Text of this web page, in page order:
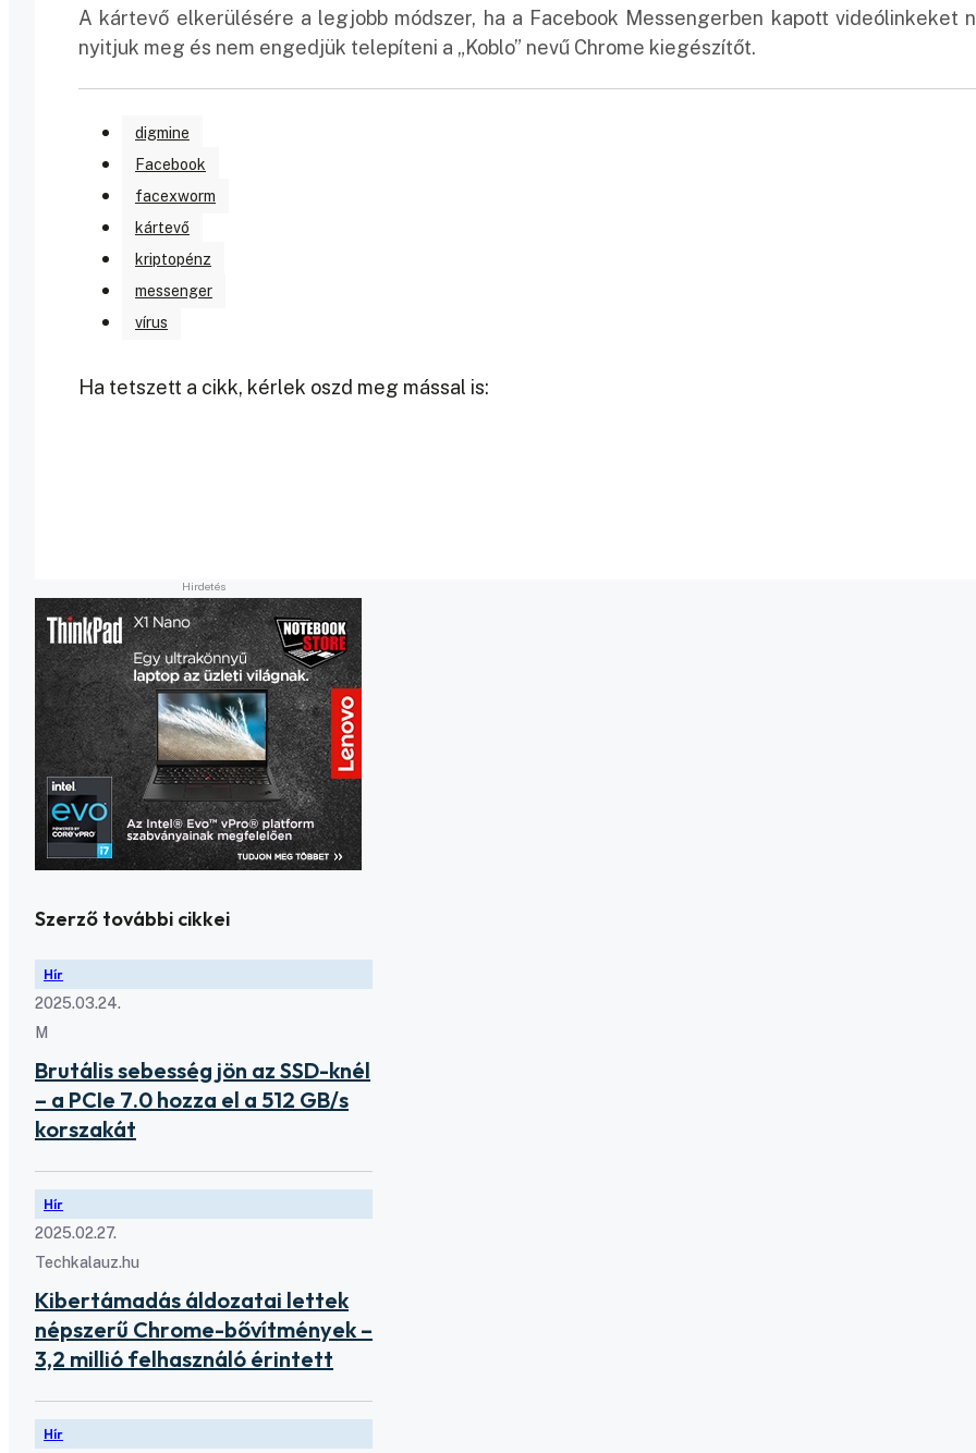
A kártevő elkerülésére a legjobb módszer, ha a Facebook Messengerben kapott videólinkeket
nyitjuk meg és nem engedjük telepíteni a „Koblo” nevű Chrome kiegészítőt.
digmine
Facebook
facexworm
kártevő
kriptopénz
messenger
vírus
Ha tetszett a cikk, kérlek oszd meg mással is:
Szerző további cikkei
Hír
2025.03.24.
M
Brutális sebesség jön az SSD-knél
– a PCIe 7.0 hozza el a 512 GB/s
korszakát
Hír
2025.02.27.
Techkalauz.hu
Kibertámadás áldozatai lettek
népszerű Chrome-bővítmények –
3,2 millió felhasználó érintett
Hír